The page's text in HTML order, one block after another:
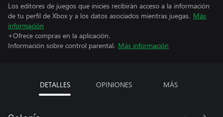
Los editores de juegos que inicies recibirán acceso a la información
de tu perfil de Xbox y a los datos asociados mientras juegas. Más
información
+Ofrece compras en la aplicación.
Información sobre control parental. Más información
DETALLES OPINIONES MÁS